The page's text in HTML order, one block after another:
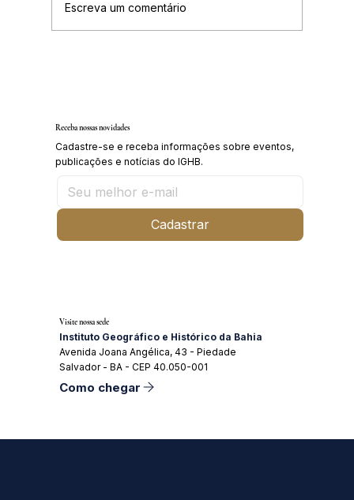
Escreva um comentário
Receba nossas novidades
Cadastre-se e receba informações sobre eventos,
publicações e notícias do IGHB.
Cadastrar
Visite nossa sede
Instituto Geográfico e Histórico da Bahia
Avenida Joana Angélica, 43 - Piedade
Salvador - BA - CEP 40.050-001
Como chegar